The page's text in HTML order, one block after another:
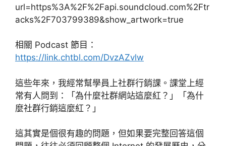
url=https%3A%2F%2Fapi.soundcloud.com%2Ftr
acks%2F703799389&show_artwork=true
相關 Podcast 節目：
https://link.chtbl.com/DvzAZvlw
這些年來，我經常幫學員上社群行銷課。課堂上經
常有人問到：「為什麼社群網站這麼紅？」「為什
麼社群行銷這麼紅？」
這其實是個很有趣的問題，但如果要完整回答這個